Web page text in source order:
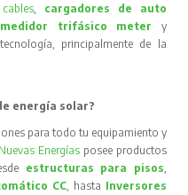
cables, cargadores de auto
medidor trifásico meter
y
principalmente de la
energía solar?
para todo tu equipamiento y
Nuevas Energíasposee productos
estructuras para pisos
CC, hasta Inversores